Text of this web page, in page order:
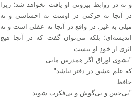
و نه در روابط بیرونی او یافت نخواهد شد؛ زیرا
در آنجا نه حرکتی در اوست نه احساسی و نه
میلی به غیر. در واقع در آنجا نه عقلی است و نه
اندیشه‌ای؛ بلکه می‌توان گفت که در آنجا هیچ
اثری از خودِ او نیست.
"بشوی اوراق اگر همدرس مایی
که علم عشق در دفتر نباشد"
حافظ
"بی‌حس و بی‌گوش و بی‌فکرت شوید